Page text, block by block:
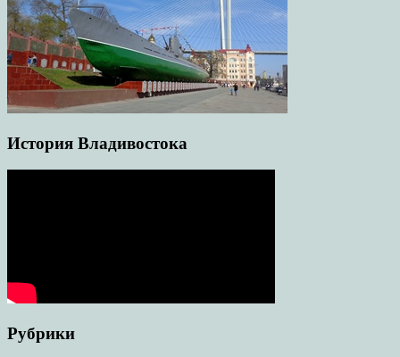
История Владивостока
Рубрики